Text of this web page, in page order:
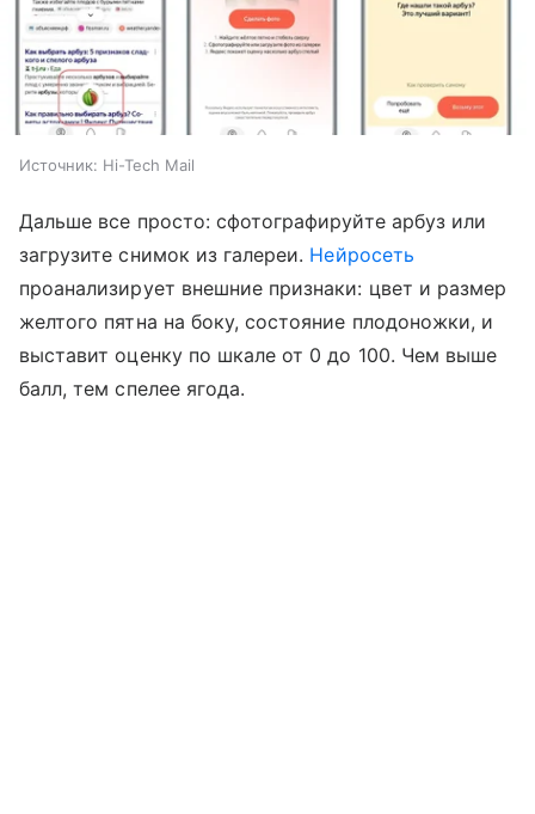
Источник: Hi-Tech Mail
Дальше все просто: сфотографируйте арбуз или
загрузите снимок из галереи. Нейросеть
проанализирует внешние признаки: цвет и размер
желтого пятна на боку, состояние плодоножки, и
выставит оценку по шкале от 0 до 100. Чем выше
балл, тем спелее ягода.